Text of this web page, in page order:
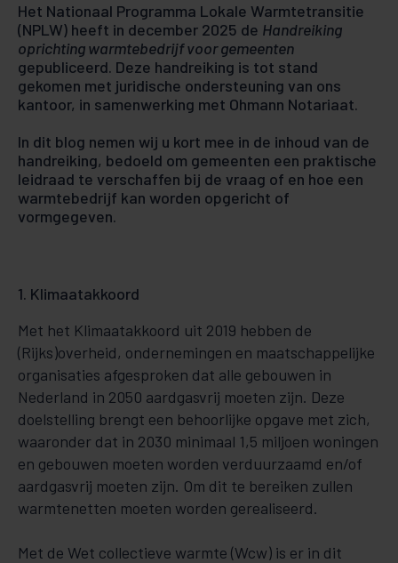
Het Nationaal Programma Lokale Warmtetransitie
(NPLW) heeft in december 2025 de Handreiking
oprichting warmtebedrijf voor gemeenten
gepubliceerd. Deze handreiking is tot stand
gekomen met juridische ondersteuning van ons
kantoor, in samenwerking met Ohmann Notariaat.
In dit blog nemen wij u kort mee in de inhoud van de
handreiking, bedoeld om gemeenten een praktische
leidraad te verschaffen bij de vraag of en hoe een
warmtebedrijf kan worden opgericht of
vormgegeven.
1. Klimaatakkoord
Met het Klimaatakkoord uit 2019 hebben de
(Rijks)overheid, ondernemingen en maatschappelijke
organisaties afgesproken dat alle gebouwen in
Nederland in 2050 aardgasvrij moeten zijn. Deze
doelstelling brengt een behoorlijke opgave met zich,
waaronder dat in 2030 minimaal 1,5 miljoen woningen
en gebouwen moeten worden verduurzaamd en/of
aardgasvrij moeten zijn. Om dit te bereiken zullen
warmtenetten moeten worden gerealiseerd.
Met de Wet collectieve warmte (Wcw) is er in dit